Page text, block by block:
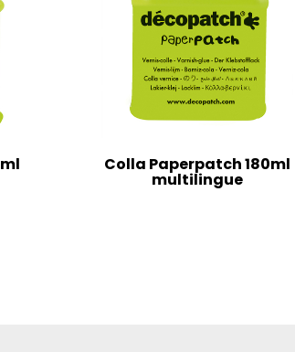
Colla Paperpatch 180ml
multilingue